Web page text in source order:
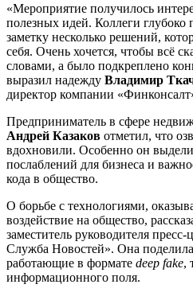
«Мероприятие получилось
полезных идей. Коллеги глубоко
заметку несколько решений,
себя. Очень хочется, чтобы всё
словами, а было подкреплено
выразил надежду Владимир
директор компании
Предприниматель в сфере
Андрей Казаков отметил, что
вдохновили. Особенно он
послаблений для бизнеса и
кода в общество.
О борьбе с технологиями,
воздействие на общество,
заместитель руководителя
Служба Новостей». Она
работающие в формате deep fake,
информационного поля.